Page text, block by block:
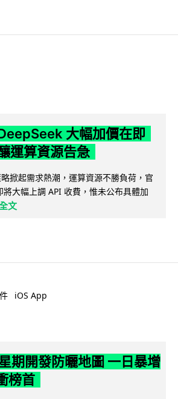
大幅加價在即
運算資源告急
掀起需求熱潮，運算資源不勝負荷，官
大幅上調 API 收費，惟未公布具體加
文
iOS App
期開發防曬地圖 一日暴增
榜首